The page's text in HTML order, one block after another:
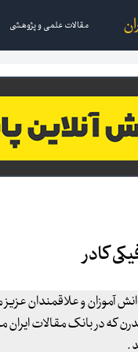
مقالات علمی و پژوهشی
کادر
آموزان و علاقمندان عزیز
که در بانک مقالات
.